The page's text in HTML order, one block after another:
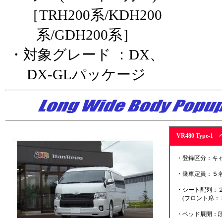
［TRH200系/KDH200
系/GDH200系］
・対象グレード ：DX、
DX-GLパッケージ
VR480 Type-1
・登録区分：キ
・乗車定員：５
・シート配列：
(フロント席：
・ベッド展開：